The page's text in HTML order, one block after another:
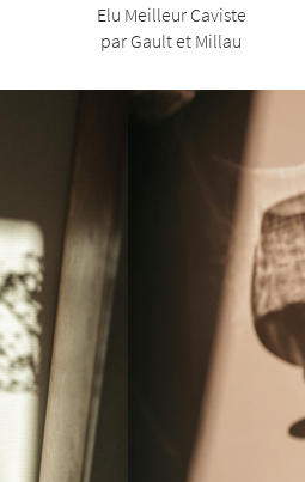
Elu Meilleur Caviste
par Gault et Millau